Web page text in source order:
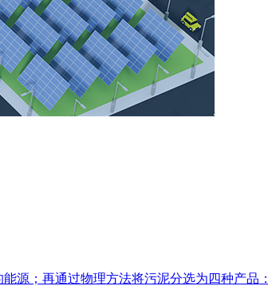
源；再通过物理方法将污泥分选为四种产品